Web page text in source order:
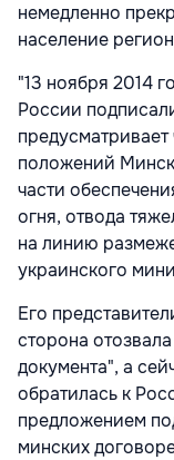
немедленно
население
"13 ноября 2014
России
положений
части
огня, отвода
на линию
украинского
Его
сторона
документа", а
обратилась к
предложением
минских